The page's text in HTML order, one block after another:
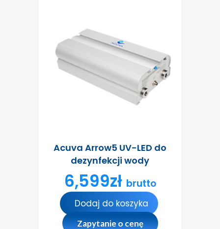
Acuva Arrow5 UV-LED do
dezynfekcji wody
6,599zł brutto
Dodaj do koszyka
Zapytanie o cenę